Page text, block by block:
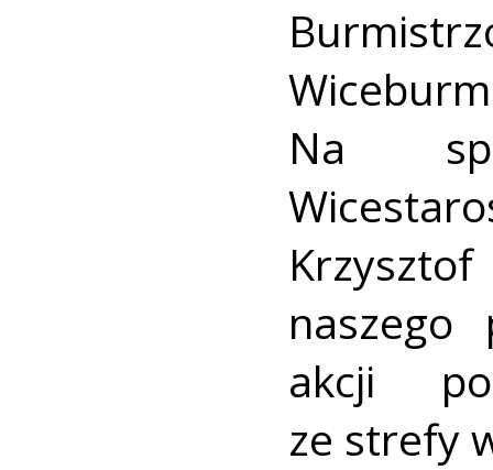
Na
naszego
akcji
ze strefy